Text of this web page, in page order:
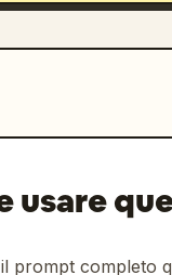
valle
persona
e
usare
prompt completo